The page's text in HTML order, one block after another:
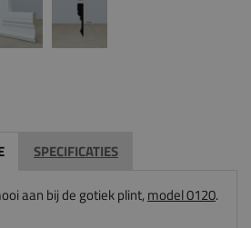
SPECIFICATIES
aan bij de gotiek plint,model 0120.